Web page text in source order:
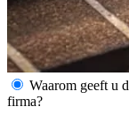
Waarom geeft u
firma?